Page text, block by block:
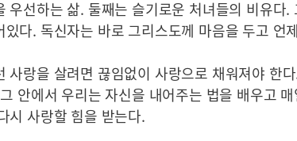
우선하는 삶. 둘째는 슬기로운 처녀들의 비유다
있다. 독신자는 바로 그리스도께 마음을 두고 언
사랑을 살려면 끊임없이 사랑으로 채워져야 한
안에서 우리는 자신을 내어주는 법을 배우고
시 사랑할 힘을 받는다.